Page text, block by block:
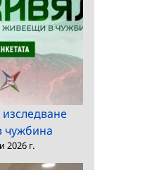
чужбина
2026 г.